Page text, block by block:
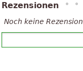
Rezensionen
Noch keine Rezension